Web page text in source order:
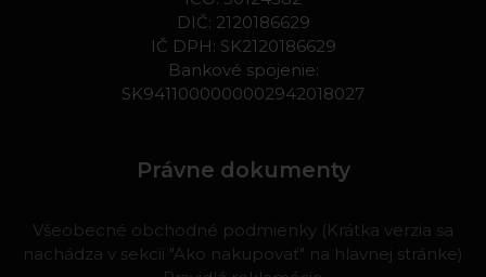
DIČ: 2120186629
IČ DPH: SK2120186629
Bankové spojenie:
SK9411000000002942018027
Právne dokumenty
Všeobecné obchodné podmienky (Krátka verzia sa
nachádza v sekcii "Ako nakupovať" na hlavnej stránke)